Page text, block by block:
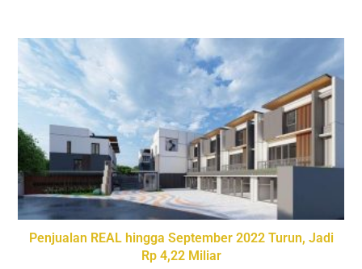
Penjualan REAL hingga September 2022 Turun, Jadi
Rp 4,22 Miliar